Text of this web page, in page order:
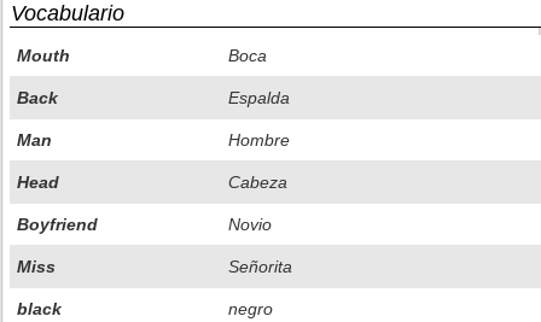
Vocabulario
Mouth Boca
Back Espalda
Man Hombre
Head Cabeza
Boyfriend Novio
Miss Señorita
black negro